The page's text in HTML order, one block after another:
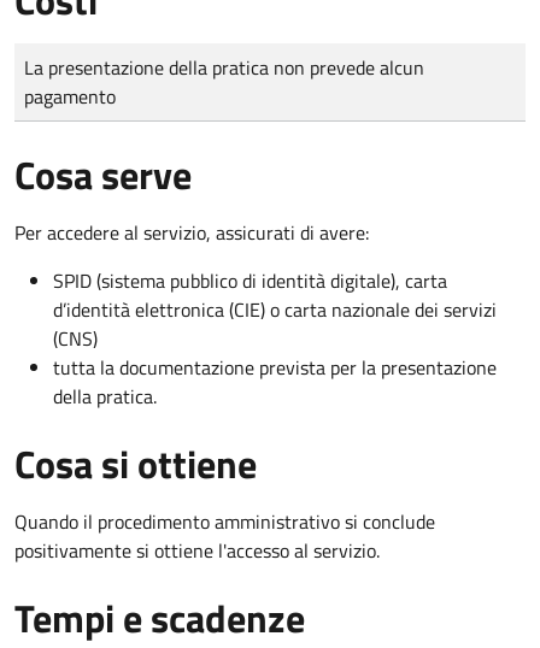
Tipo di pagamento
Importo
La presentazione della pratica non prevede alcun
pagamento
Cosa serve
Per accedere al servizio, assicurati di avere:
SPID (sistema pubblico di identità digitale), carta
d’identità elettronica (CIE) o carta nazionale dei servizi
(CNS)
tutta la documentazione prevista per la presentazione
della pratica.
Cosa si ottiene
Quando il procedimento amministrativo si conclude
positivamente si ottiene l'accesso al servizio.
Tempi e scadenze